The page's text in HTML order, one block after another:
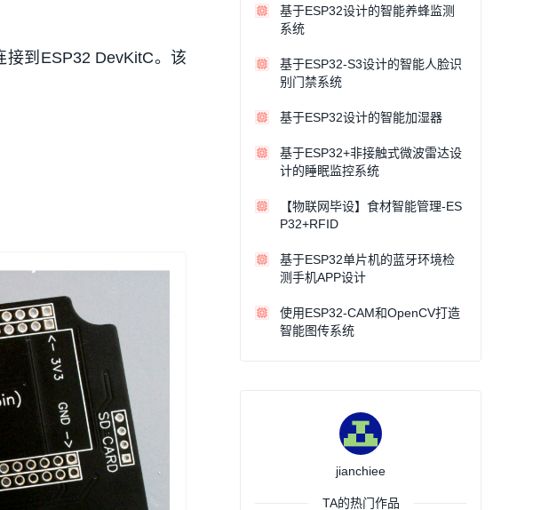
接到ESP32 DevKitC。该
基于ESP32设计的智能养蜂监测
系统
基于ESP32-S3设计的智能人脸识
别门禁系统
基于ESP32设计的智能加湿器
基于ESP32+非接触式微波雷达设
计的睡眠监控系统
【物联网毕设】食材智能管理-ES
P32+RFID
基于ESP32单片机的蓝牙环境检
测手机APP设计
使用ESP32-CAM和OpenCV打造
智能图传系统
jianchiee
TA的热门作品